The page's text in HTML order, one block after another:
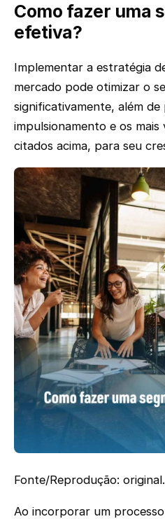
Como fazer uma
efetiva?
Implementar a estratégia
mercado pode otimizar o
significativamente, além
impulsionamento e os
citados acima, para seu
Fonte/Reprodução: original.
Ao incorporar um